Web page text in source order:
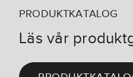
PRODUKTKATALOG
Läs vår